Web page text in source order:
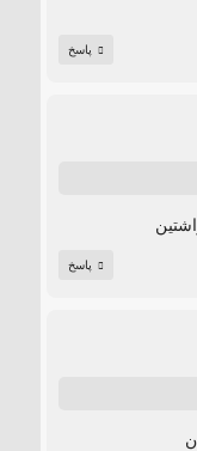
پاسخ
پاسخ